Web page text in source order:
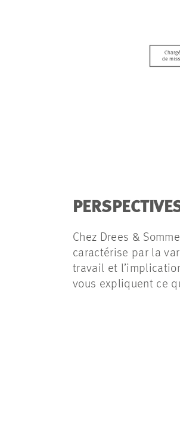
Chez Drees &
caractérise par la
travail et
vous expliquent ce